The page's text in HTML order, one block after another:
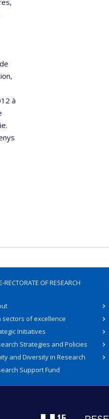
à
RECTORATE OF RESEARCH
sectors of excellence
Initiatives
Strategies and Policies
and Diversity in Research
Support Fund